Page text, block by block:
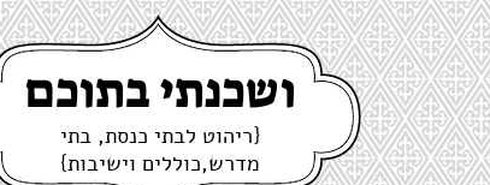
ושכנתי בתוכם
{ריהוט לבתי כנסת, בתי
מדרש,כוללים וישיבות}